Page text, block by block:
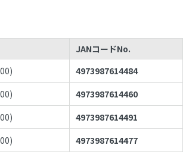
JANコードNo.
)
4973987614484
)
4973987614460
)
4973987614491
) 4973987614477